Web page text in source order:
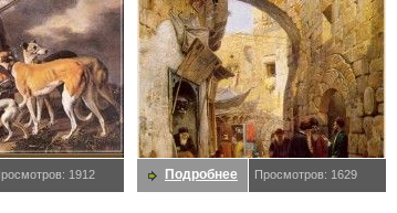
1912 Подробнее Просмотров: 1629